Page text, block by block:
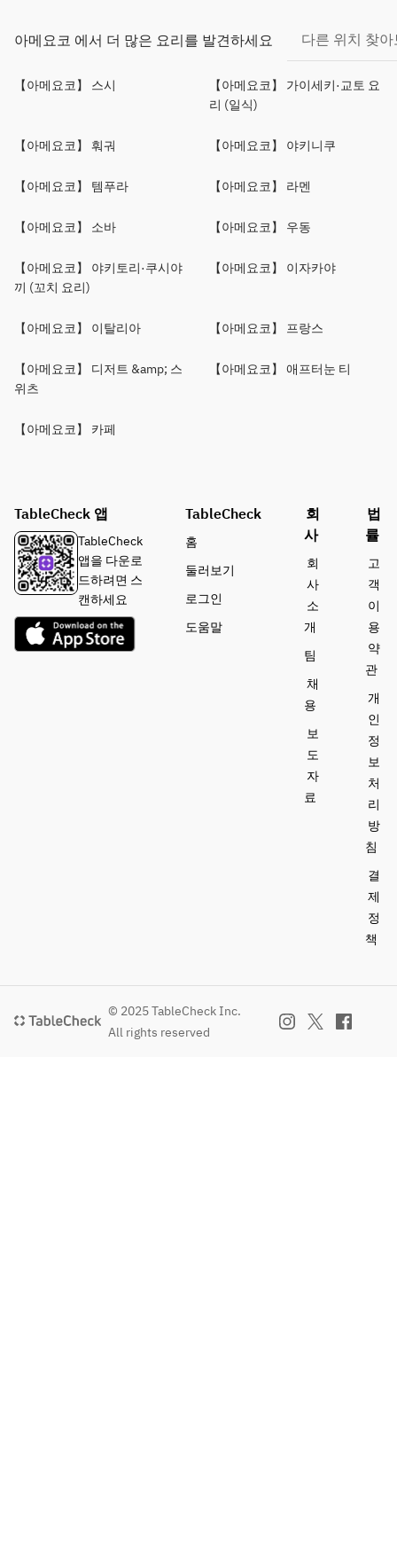
아메요코 에서 더 많은 요리를 발견하세요 다른 위치 찾
【아메요코】 스시
【아메요코】 가이세키·교토 요
리 (일식)
【아메요코】 훠궈 【아메요코】 야키니쿠
【아메요코】 템푸라 【아메요코】 라멘
【아메요코】 소바 【아메요코】 우동
【아메요코】 야키토리·쿠시야
끼 (꼬치 요리)
【아메요코】 이자카야
【아메요코】 이탈리아 【아메요코】 프랑스
【아메요코】 디저트 &amp; 스
위츠
【아메요코】 애프터눈 티
【아메요코】 카페
TableCheck 앱
TableCheck
앱을 다운로
드하려면 스
캔하세요
TableCheck
홈
둘러보기
로그인
도움말
회
사
회
사
소
개
팀
채
용
보
도
자
료
법
률
고
객
이
용
약
관
개
인
정
보
처
리
방
침
결
제
정
책
© 2025 TableCheck Inc.
All rights reserved